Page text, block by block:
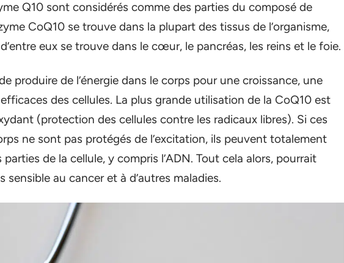
Q10 sont considérés comme des parties du composé de
CoQ10 se trouve dans la plupart des tissus de l’organisme,
eux se trouve dans le cœur, le pancréas, les reins et le foie.
produire de l’énergie dans le corps pour une croissance, une
des cellules. La plus grande utilisation de la CoQ10 est
(protection des cellules contre les radicaux libres). Si ces
ne sont pas protégés de l’excitation, ils peuvent totalement
de la cellule, y compris l’ADN. Tout cela alors, pourrait
sensible au cancer et à d’autres maladies.